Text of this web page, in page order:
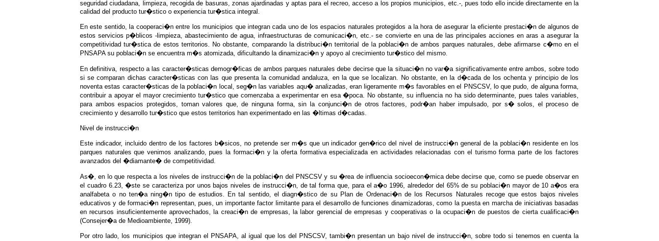
seguridad ciudadana, limpieza, recogida de basuras, zonas ajardinadas y aptas para el recreo, acceso a los propios municipios, etc.-, pues todo ello incide directamente en la
calidad del producto tur�stico o experiencia tur�stica integral.
En este sentido, la cooperaci�n entre los municipios que integran cada uno de los espacios naturales protegidos a la hora de asegurar la eficiente prestaci�n de algunos de
estos servicios p�blicos -limpieza, abastecimiento de agua, infraestructuras de comunicaci�n, etc.- se convierte en una de las principales acciones en aras a asegurar la
competitividad tur�stica de estos territorios. No obstante, comparando la distribuci�n territorial de la poblaci�n de ambos parques naturales, debe afirmarse c�mo en el
PNSAPA su poblaci�n se encuentra m�s atomizada, dificultando la dinamizaci�n y apoyo al crecimiento tur�stico del mismo.
En definitiva, respecto a las caracter�sticas demogr�ficas de ambos parques naturales debe decirse que la situaci�n no var�a significativamente entre ambos, sobre todo
si se comparan dichas caracter�sticas con las que presenta la comunidad andaluza, en la que se localizan. No obstante, en la d�cada de los ochenta y principio de los
noventa estas caracter�sticas de la poblaci�n local, seg�n las variables aqu� analizadas, eran ligeramente m�s favorables en el PNSCSV, lo que pudo, de alguna forma,
contribuir a apoyar el mayor crecimiento tur�stico que comenzaba a experimentar en esa �poca. No obstante, su influencia no ha sido determinante, pues tales variables,
para ambos espacios protegidos, toman valores que, de ninguna forma, sin la conjunci�n de otros factores, podr�an haber impulsado, por s� solos, el proceso de
crecimiento y desarrollo tur�stico que estos territorios han experimentado en las �ltimas d�cadas.
Nivel de instrucci�n
Este indicador, incluido dentro de los factores b�sicos, no pretende ser m�s que un indicador gen�rico del nivel de instrucci�n general de la poblaci�n residente en los
parques naturales que venimos analizando, pues la formaci�n y la oferta formativa especializada en actividades relacionadas con el turismo forma parte de los factores
avanzados del �diamante� de competitividad.
As�, en lo que respecta a los niveles de instrucci�n de la poblaci�n del PNSCSV y su �rea de influencia socioecon�mica debe decirse que, como se puede observar en
el cuadro 6.23, �ste se caracteriza por unos bajos niveles de instrucci�n, de tal forma que, para el a�o 1996, alrededor del 65% de su poblaci�n mayor de 10 a�os era
analfabeta o no ten�a ning�n tipo de estudios. En tal sentido, el diagn�stico de su Plan de Ordenaci�n de los Recursos Naturales recoge que estos bajos niveles
educativos y de formaci�n representan, pues, un importante factor limitante para el desarrollo de funciones dinamizadoras, como la puesta en marcha de iniciativas basadas
en recursos insuficientemente aprovechados, la creaci�n de empresas, la labor gerencial de empresas y cooperativas o la ocupaci�n de puestos de cierta cualificaci�n
(Consejer�a de Medioambiente, 1999).
Por otro lado, los municipios que integran el PNSAPA, al igual que los del PNSCSV, tambi�n presentan un bajo nivel de instrucci�n, sobre todo si tenemos en cuenta la